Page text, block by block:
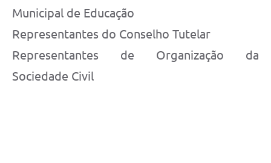
Municipal de Educação
Representantes do Conselho Tutelar
Representantes de Organização da
Sociedade Civil